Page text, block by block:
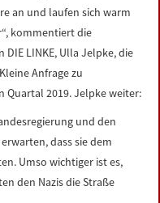
an und laufen sich warm
kommentiert die
LINKE, Ulla Jelpke, die
Anfrage zu
Quartal 2019. Jelpke weiter:
und den
dass sie dem
Umso wichtiger ist es,
den Nazis die Straße